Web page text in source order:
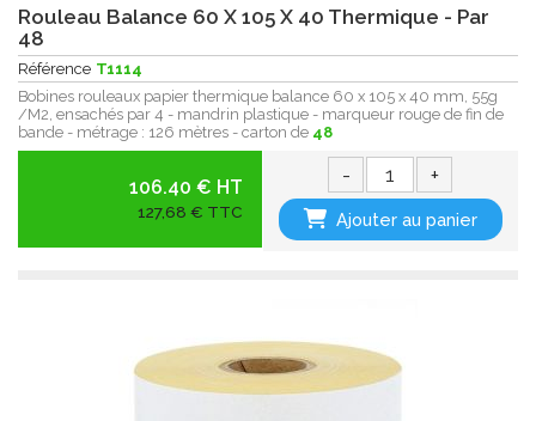
Rouleau Balance 60 X 105 X 40 Thermique - Par
48
Référence T1114
Bobines rouleaux papier thermique balance 60 x 105 x 40 mm, 55g
/M2, ensachés par 4 - mandrin plastique - marqueur rouge de fin de
bande - métrage : 126 mètres - carton de 48
106.40 € HT
127,68 € TTC
- +
Ajouter au panier